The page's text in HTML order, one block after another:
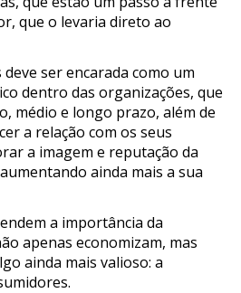
que o levaria direto ao
ser encarada como um
dentro das organizações, que
médio e longo prazo, além de
a relação com os seus
a imagem e reputação da
ainda mais a sua
a importância da
apenas economizam, mas
ainda mais valioso: a